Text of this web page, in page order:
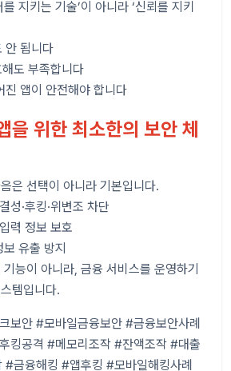
지키는 기술’이 아니라 ‘신뢰를 지키
됩니다
도 부족합니다
앱이 안전해야 합니다
을 위한 최소한의 보안 체
은 선택이 아니라 기본입니다.
·후킹·위변조 차단
력 정보 보호
유출 방지
능이 아니라, 금융 서비스를 운영하기
템입니다.
보안 #모바일금융보안 #금융보안사례
킹공격 #메모리조작 #잔액조작 #대출
#금융해킹 #앱후킹 #모바일해킹사례